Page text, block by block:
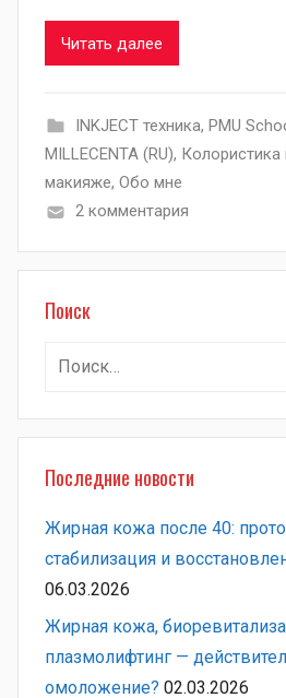
Читать далее
INKJECT техника, PMU
MILLECENTA (RU),
макияже, Обо мне
2 комментария
Поиск
Найти:
Последние новости
Жирная кожа после 40:
стабилизация и
06.03.2026
Жирная кожа,
плазмолифтинг —
омоложение? 02.03.2026